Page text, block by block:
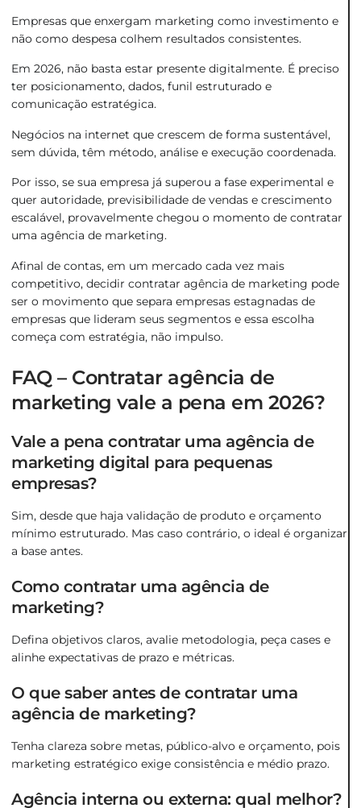
Empresas que enxergam marketing como investimento e
não como despesa colhem resultados consistentes.
Em 2026, não basta estar presente digitalmente. É preciso
ter posicionamento, dados, funil estruturado e
comunicação estratégica.
Negócios na internet que crescem de forma sustentável,
sem dúvida, têm método, análise e execução coordenada.
Por isso, se sua empresa já superou a fase experimental e
quer autoridade, previsibilidade de vendas e crescimento
escalável, provavelmente chegou o momento de contratar
uma agência de marketing.
Afinal de contas, em um mercado cada vez mais
competitivo, decidir contratar agência de marketing pode
ser o movimento que separa empresas estagnadas de
empresas que lideram seus segmentos e essa escolha
começa com estratégia, não impulso.
FAQ – Contratar agência de
marketing vale a pena em 2026?
Vale a pena contratar uma agência de
marketing digital para pequenas
empresas?
Sim, desde que haja validação de produto e orçamento
mínimo estruturado. Mas caso contrário, o ideal é organizar
a base antes.
Como contratar uma agência de
marketing?
Defina objetivos claros, avalie metodologia, peça cases e
alinhe expectativas de prazo e métricas.
O que saber antes de contratar uma
agência de marketing?
Tenha clareza sobre metas, público-alvo e orçamento, pois
marketing estratégico exige consistência e médio prazo.
Agência interna ou externa: qual melhor?